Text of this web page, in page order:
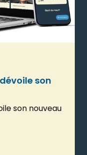
son
son nouveau